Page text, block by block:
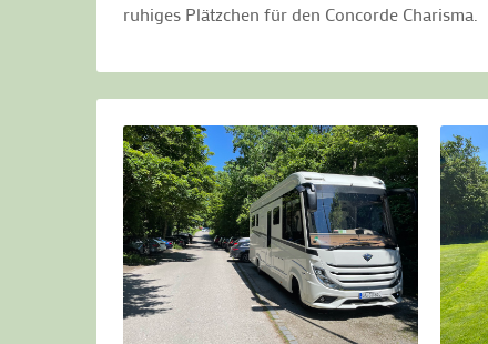
ruhiges Plätzchen für den Concorde Charisma.